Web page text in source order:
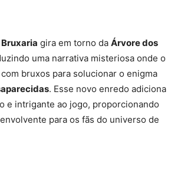
gira em torno da Árvore dos
uma narrativa misteriosa onde o
bruxos para solucionar o enigma
. Esse novo enredo adiciona
e intrigante ao jogo, proporcionando
para os fãs do universo de